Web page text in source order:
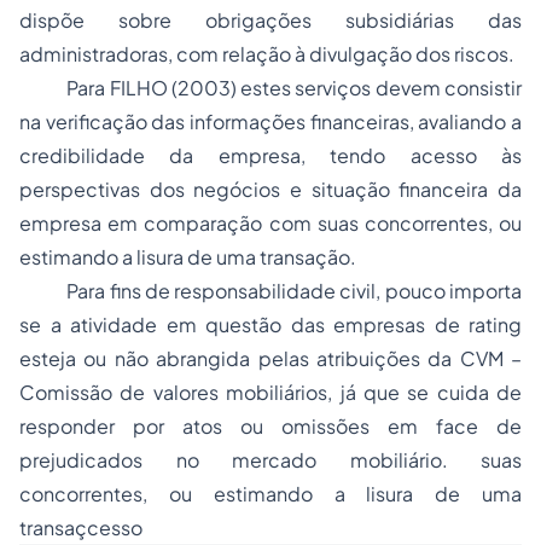
dispõe sobre obrigações subsidiárias das
administradoras, com relação à divulgação dos riscos.
Para FILHO (2003) estes serviços devem consistir
na verificação das informações financeiras, avaliando a
credibilidade da empresa, tendo acesso às
perspectivas dos negócios e situação financeira da
empresa em comparação com suas concorrentes, ou
estimando a lisura de uma transação.
Para fins de responsabilidade civil, pouco importa
se a atividade em questão das empresas de rating
esteja ou não abrangida pelas atribuições da CVM –
Comissão de valores mobiliários, já que se cuida de
responder por atos ou omissões em face de
prejudicados no mercado mobiliário. suas
concorrentes, ou estimando a lisura de uma
transaçcesso